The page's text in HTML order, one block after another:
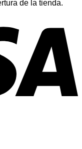
de la tienda.